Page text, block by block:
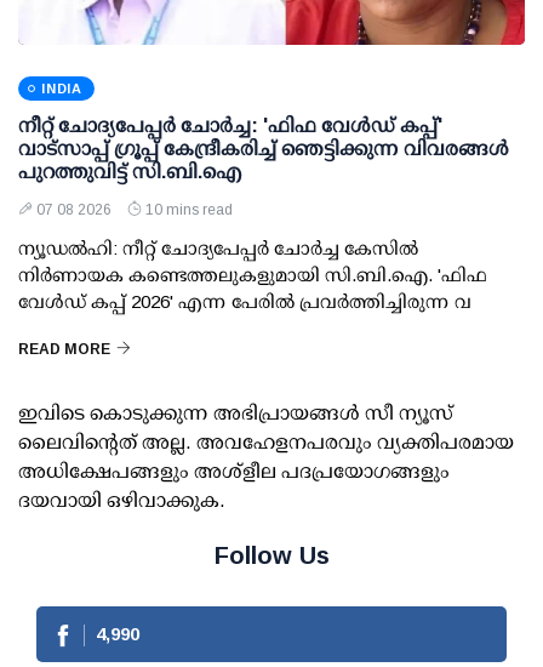
INDIA
നീറ്റ് ചോദ്യപേപ്പര്‍ ചോര്‍ച്ച: 'ഫിഫ വേള്‍ഡ് കപ്പ്'
വാട്സാപ്പ് ഗ്രൂപ്പ് കേന്ദ്രീകരിച്ച് ഞെട്ടിക്കുന്ന വിവരങ്ങള്‍
പുറത്തുവിട്ട് സി.ബി.ഐ
07 08 2026 10 mins read
ന്യൂഡല്‍ഹി: നീറ്റ് ചോദ്യപേപ്പര്‍ ചോര്‍ച്ച കേസില്‍
നിര്‍ണായക കണ്ടെത്തലുകളുമായി സി.ബി.ഐ. 'ഫിഫ
വേള്‍ഡ് കപ്പ് 2026' എന്ന പേരില്‍ പ്രവര്‍ത്തിച്ചിരുന്ന വ
READ MORE
ഇവിടെ കൊടുക്കുന്ന അഭിപ്രായങ്ങള്‍ സീ ന്യൂസ്
ലൈവിന്റെത് അല്ല. അവഹേളനപരവും വ്യക്തിപരമായ
അധിക്ഷേപങ്ങളും അശ്‌ളീല പദപ്രയോഗങ്ങളും
ദയവായി ഒഴിവാക്കുക.
Follow Us
4,990